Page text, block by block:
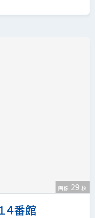
４番館
画像 29 枚